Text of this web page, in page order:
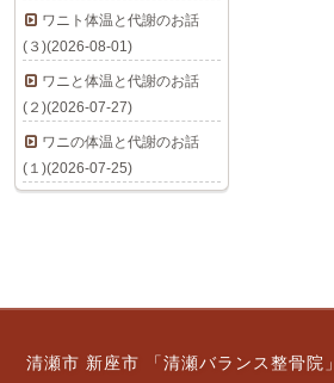
ワニト体温と代謝のお話
(３)(2026-08-01)
ワニと体温と代謝のお話
(２)(2026-07-27)
ワニの体温と代謝のお話
(１)(2026-07-25)
清瀬市 新座市 「清瀬バランス整骨院」